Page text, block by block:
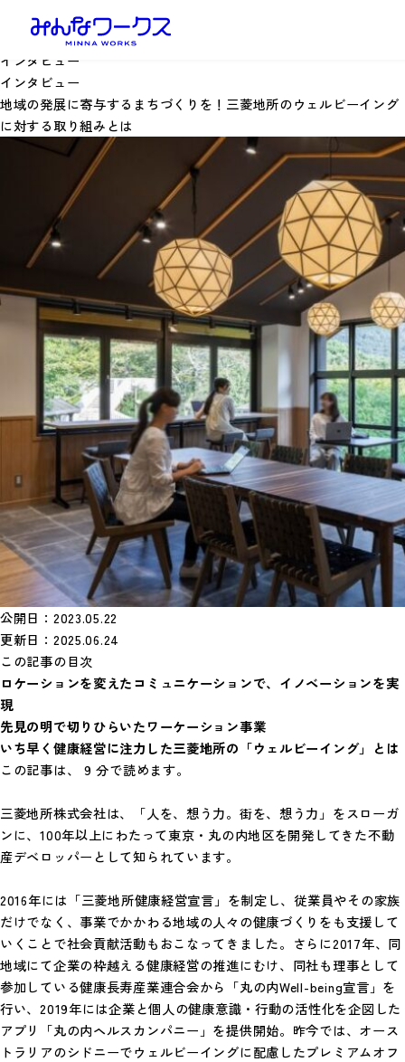
インタビュー
インタビュー
地域の発展に寄与するまちづくりを！三菱地所のウェルビーイング
に対する取り組みとは
公開日：2023.05.22
更新日：2025.06.24
この記事の目次
ロケーシ ョンを変えたコミュニケーションで、 イノベーションを実
現
先見の明で切り ひらいたワーケーション事業
いち早く健康経営に注力した三菱地所の「ウェルビーイング」とは
この記事は、 9 分で読めます。
三菱地所株式会社は、「人を、想う力。街を、想う力」をスローガ
ンに、100年以上にわたって東京・丸の内地区を開発してきた不動
産デベロッパーとして知られています。
2016年には「三菱地所健康経営宣言」を制定し、従業員やその家族
だけでなく、事業でかかわる地域の人々の健康づくりをも支援して
いくことで社会貢献活動もおこなってきました。さらに2017年、同
地域にて企業の枠越える健康経営の推進にむけ、同社も理事として
参加している健康長寿産業連合会から「丸の内Well-being宣言」を
行い、2019年には企業と個人の健康意識・行動の活性化を企図した
アプリ「丸の内ヘルスカンパニー」を提供開始。昨今では、オース
トラリアのシドニーでウェルビーイングに配慮したプレミアムオフ